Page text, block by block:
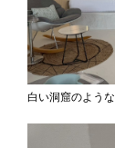
白い洞窟のよう